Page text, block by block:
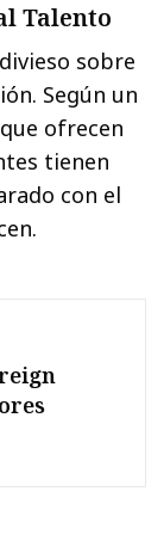
Talento
sobre
Según un
ofrecen
tienen
con el